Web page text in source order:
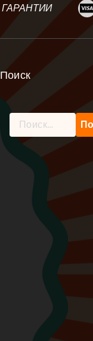
ГАРАНТИИ
Поиск
Найти: